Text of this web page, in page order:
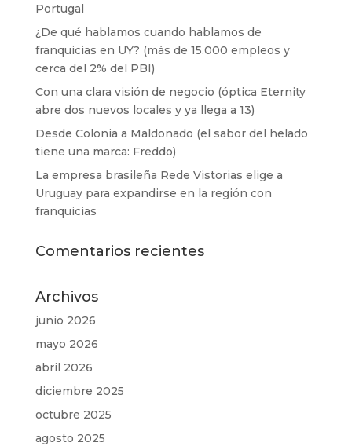
Portugal
¿De qué hablamos cuando hablamos de
franquicias en UY? (más de 15.000 empleos y
cerca del 2% del PBI)
Con una clara visión de negocio (óptica Eternity
abre dos nuevos locales y ya llega a 13)
Desde Colonia a Maldonado (el sabor del helado
tiene una marca: Freddo)
La empresa brasileña Rede Vistorias elige a
Uruguay para expandirse en la región con
franquicias
Comentarios recientes
Archivos
junio 2026
mayo 2026
abril 2026
diciembre 2025
octubre 2025
agosto 2025